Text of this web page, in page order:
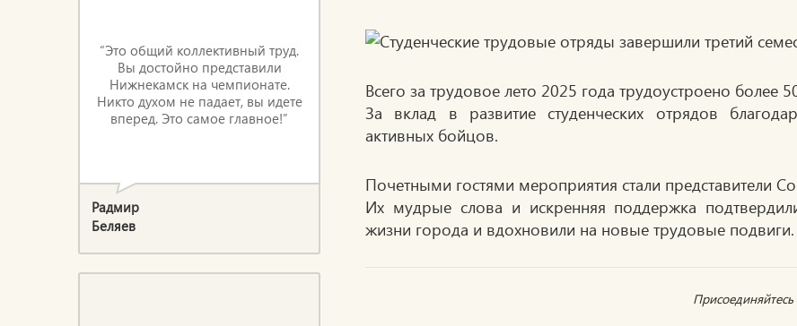
“Это общий коллективный труд.
Вы достойно представили
Нижнекамск на чемпионате.
Никто духом не падает, вы идете
вперед. Это самое главное!”
Радмир
Беляев
Всего за трудовое лето 2025 года трудоустроено более
За вклад в развитие студенческих отрядов
активных бойцов.
Почетными гостями мероприятия стали представители
Их мудрые слова и искренняя поддержка
жизни города и вдохновили на новые трудовые подвиги.